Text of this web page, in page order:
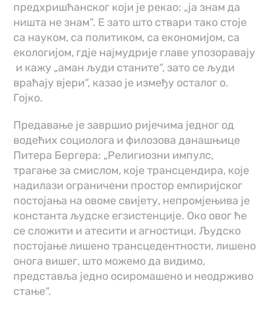
предхришћанског који је рекао: „ја знам да
ништа не знам“. Е зато што ствари тако стоје
са науком, са политиком, са економијом, са
екологијом, гд‌је најмудрије главе упозоравају
и кажу „аман људи станите“, зато се људи
враћају вјери“, казао је између осталог о.
Гојко.
Предавање је завршио ријечима једног од
водећих социолога и филозова данашњице
Питера Бергера: „Религиозни импулс,
трагање за смислом, које трансцендира, које
надилази ограничени простор емпиријског
постојања на овоме свијету, непромјењива је
константа људске егзистенције. Око овог ће
се сложити и атесити и агностици. Људско
постојање лишено трансцедентности, лишено
онога вишег, што можемо да видимо,
представља једно осиромашено и неодрживо
стање“.